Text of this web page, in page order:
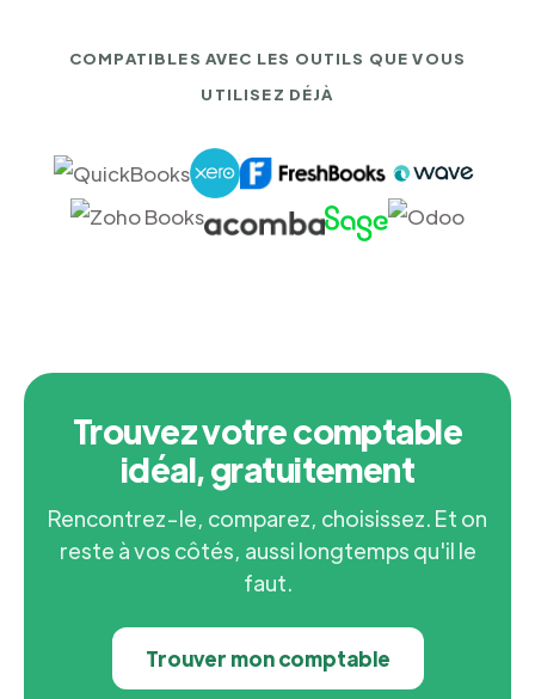
COMPATIBLES AVEC LES OUTILS QUE VOUS
UTILISEZ DÉJÀ
Trouvez votre comptable
idéal, gratuitement
Rencontrez-le, comparez, choisissez. Et on
reste à vos côtés, aussi longtemps qu'il le
faut.
Trouver mon comptable